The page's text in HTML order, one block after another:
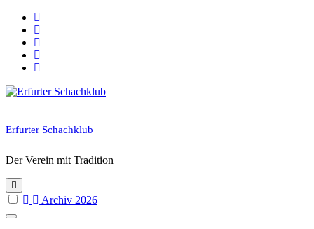
Skip
content
Erfurter Schachklub
Der Verein mit Tradition
Archiv 2026